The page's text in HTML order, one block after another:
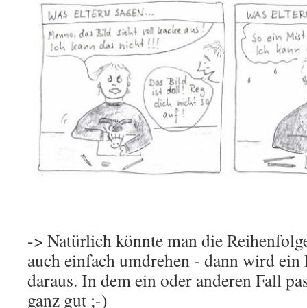
-> Natürlich könnte man die
auch einfach umdrehen - dann wird
daraus. In dem ein oder anderen Fall
ganz gut ;-)